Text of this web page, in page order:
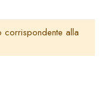
corrispondente alla